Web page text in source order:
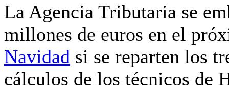
La Agencia Tributaria se
millones de euros en el
Navidad si se reparten los
cálculos de los técnicos de